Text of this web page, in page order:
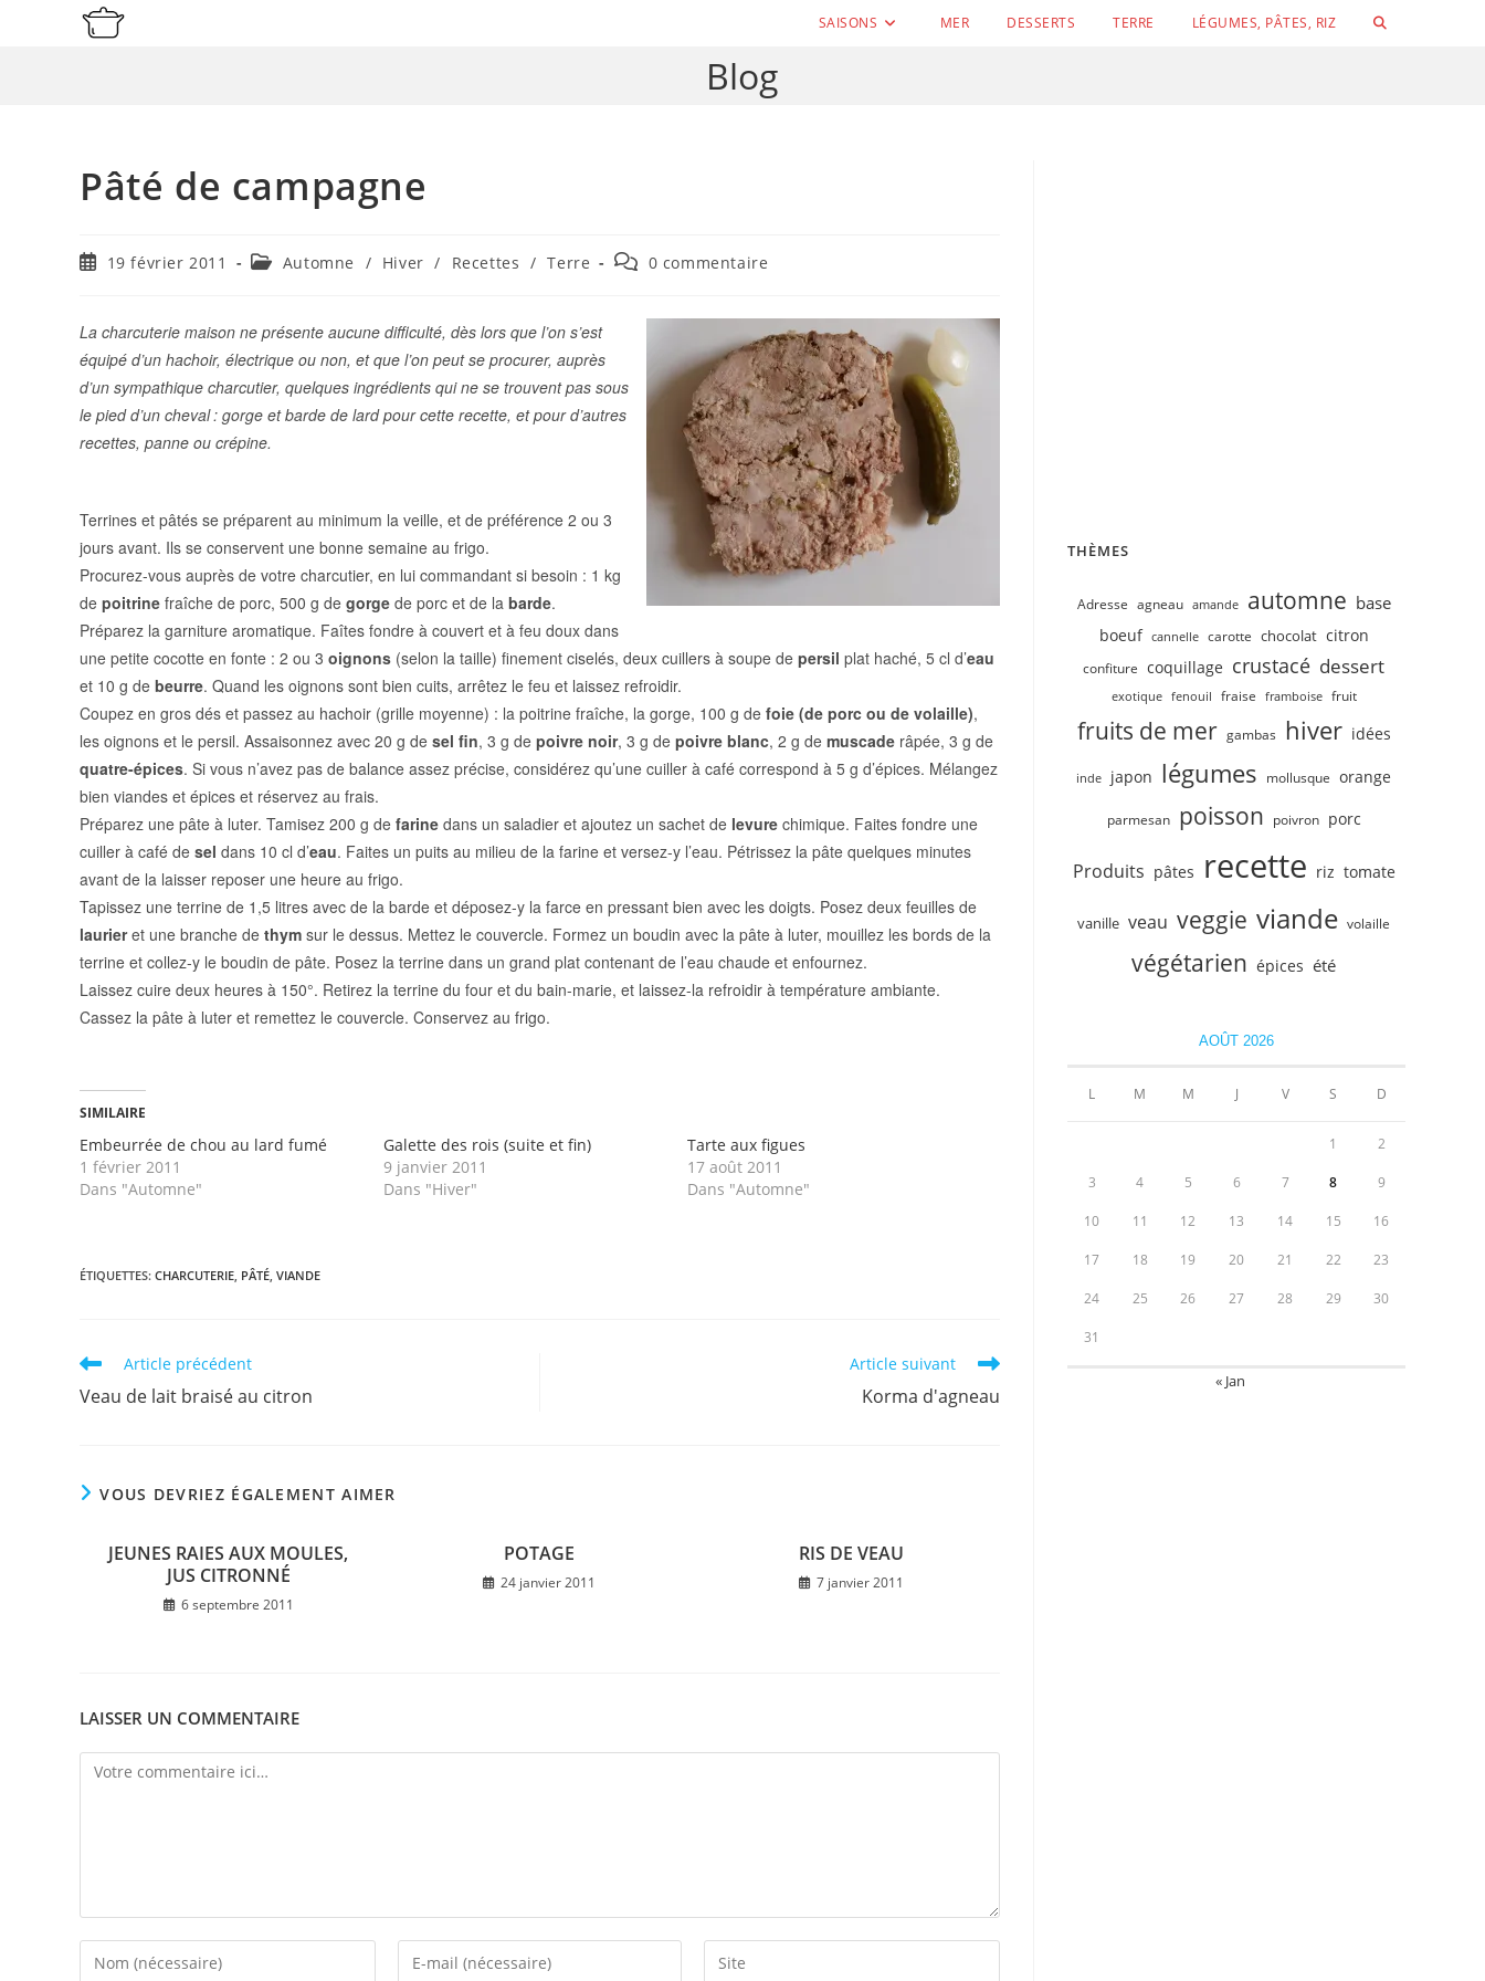
SAISONS MER DESSERTS TERRE LÉGUMES, PÂTES, RIZ TOGGLE
Blog
Pâté de campagne
Publication
19 février 2011
PostAutomne / Hiver / Recettes / Terre
Commentaires
publication :
0 commentaire
La charcuterie maison ne présente aucune difficulté, dès lors que l’on s’est
équipé d’un hachoir, électrique ou non, et que l’on peut se procurer, auprès
d’un sympathique charcutier, quelques ingrédients qui ne se trouvent pas sous
le pied d’un cheval: gorge et barde de lard pour cette recette, et pour d’autres
recettes, panne ou crépine.
Terrines et pâtés se préparent au minimum la veille, et de préférence 2 ou 3
jours avant. Ils se conservent une bonne semaine au frigo.
Procurez-vous auprès de votre charcutier, en lui commandant si besoin : 1 kg
de poitrine fraîche de porc, 500 g de gorge de porc et de la barde.
Préparez la garniture aromatique. Faîtes fondre à couvert et à feu doux dans
une petite cocotte en fonte : 2 ou 3 oignons (selon la taille) finement ciselés, deux cuillers à soupe de persil plat haché, 5 cl d’eau
et 10 g de beurre. Quand les oignons sont bien cuits, arrêtez le feu et laissez refroidir.
Coupez en gros dés et passez au hachoir (grille moyenne) : la poitrine fraîche, la gorge, 100 g de foie (de porc ou de volaille),
les oignons et le persil. Assaisonnez avec 20 g de sel fin, 3 g de poivre noir, 3 g de poivre blanc, 2 g de muscade râpée, 3 g de
quatre-épices. Si vous n’avez pas de balance assez précise, considérez qu’une cuiller à café correspond à 5 g d’épices. Mélangez
bien viandes et épices et réservez au frais.
Préparez une pâte à luter. Tamisez 200 g de farine dans un saladier et ajoutez un sachet de levure chimique. Faites fondre une
cuiller à café de sel dans 10 cl d’eau. Faites un puits au milieu de la farine et versez-y l’eau. Pétrissez la pâte quelques minutes
avant de la laisser reposer une heure au frigo.
Tapissez une terrine de 1,5 litres avec de la barde et déposez-y la farce en pressant bien avec les doigts. Posez deux feuilles de
laurieret une branche de thym sur le dessus. Mettez le couvercle. Formez un boudin avec la pâte à luter, mouillez les bords de la
terrine et collez-y le boudin de pâte. Posez la terrine dans un grand plat contenant de l’eau chaude et enfournez.
Laissez cuire deux heures à 150°. Retirez la terrine du four et du bain-marie, et laissez-la refroidir à température ambiante.
Cassez la pâte à luter et remettez le couvercle. Conservez au frigo.
SIMILAIRE
Embeurrée de chou au lard fumé
1 février 2011
Dans "Automne"
Galette des rois (suite et fin)
9 janvier 2011
Dans "Hiver"
Tarte aux figues
17 août 2011
Dans "Automne"
ÉTIQUETTES: CHARCUTERIE, PÂTÉ, VIANDE
Read
articles
Article précédent
Veau de lait braisé au citron
Article suivant
Korma d'agneau
VOUS DEVRIEZ ÉGALEMENT AIMER
JEUNES RAIES AUX MOULES,
JUS CITRONNÉ
6 septembre 2011
POTAGE
24 janvier 2011
RIS DE VEAU
7 janvier 2011
LAISSER UN COMMENTAIRE
Comment
Enter
Enter
Saisir
THÈMES
Adresse agneau amande automne base
boeuf cannelle carotte chocolat citron
confiture coquillage crustacé dessert
exotique fenouil fraise framboise fruit
fruits de mer gambas hiver idées
inde japon légumes mollusque orange
parmesan poisson poivron porc
Produits pâtes recette riz tomate
vanille veau veggie viande volaille
végétarien épices été
AOÛT 2026
L M M J V S D
1 2
3 4 5 6 7 8 9
10 11 12 13 14 15 16
17 18 19 20 21 22 23
24 25 26 27 28 29 30
31
« Jan